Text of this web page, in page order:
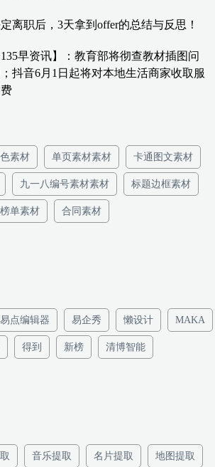
离职后，3天拿到offer的总结与反思！
135早资讯】：教育部将彻查教材插图问
抖音6月1日起将对本地生活商家收取服
素材 单页素材素材 卡通图文素材
九一八编号素材素材 标题边框素材
单素材 合同素材
易点编辑器 易企秀 懒设计 MAKA
得到 新榜 清博智能
音乐提取 名片提取 地图提取